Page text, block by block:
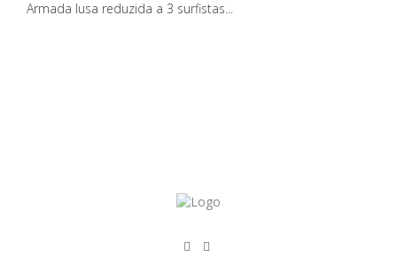
Armada lusa reduzida a 3 surfistas...